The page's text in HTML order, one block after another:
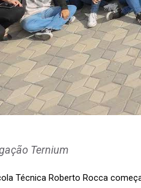
Ternium
Técnica Roberto Rocca